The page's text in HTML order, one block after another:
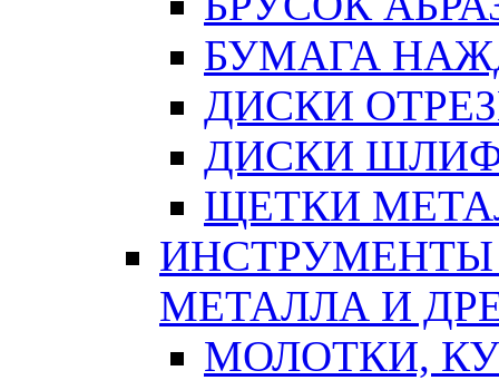
БУМАГА
ДИСКИ
ДИСКИ
ЩЕТКИ
ИНСТРУМЕНТЫ
МЕТАЛЛА И
МОЛОТКИ,